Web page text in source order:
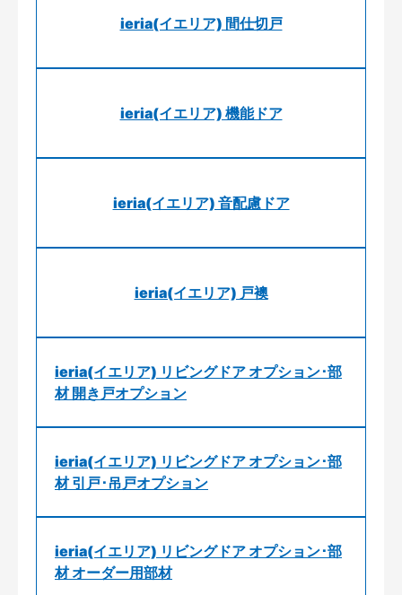
ieria(イエリア) 間仕切戸
ieria(イエリア) 機能ドア
ieria(イエリア) 音配慮ドア
ieria(イエリア) 戸襖
ieria(イエリア) リビングドア オプション･部
材 開き戸オプション
ieria(イエリア) リビングドア オプション･部
材 引戸･吊戸オプション
ieria(イエリア) リビングドア オプション･部
材 オーダー用部材